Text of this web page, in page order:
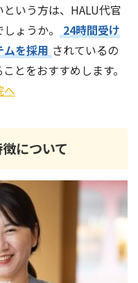
いう方は、HALU代官
ょうか。
24時間受け
ムを採用 されているの
とをおすすめします。
へ
について